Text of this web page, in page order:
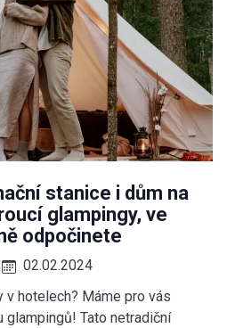
stanice i dům na
glampingy, ve
odpočinete
02.02.2024
hotelech? Máme pro vás
glampingů! Tato netradiční